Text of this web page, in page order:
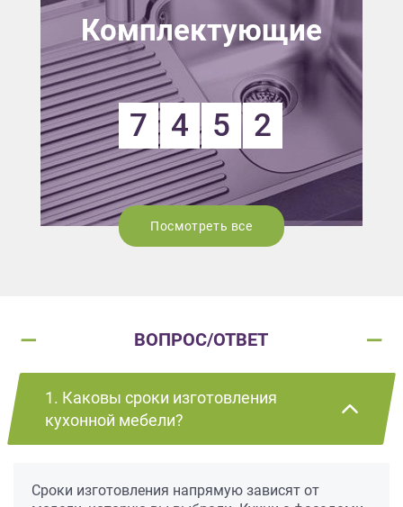
Комплектующие
7 4 5 2
Посмотреть все
ВОПРОС/ОТВЕТ
1. Каковы сроки изготовления
кухонной мебели?
Сроки изготовления напрямую зависят от